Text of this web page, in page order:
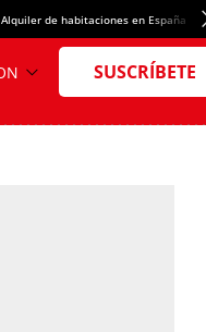
Alquiler de habitaciones en España